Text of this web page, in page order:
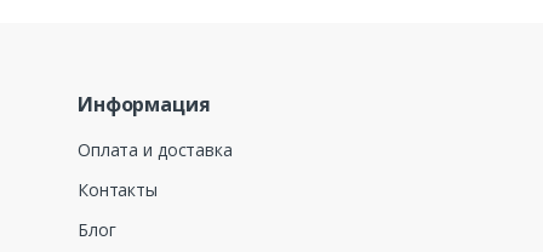
Информация
Оплата и доставка
Контакты
Блог